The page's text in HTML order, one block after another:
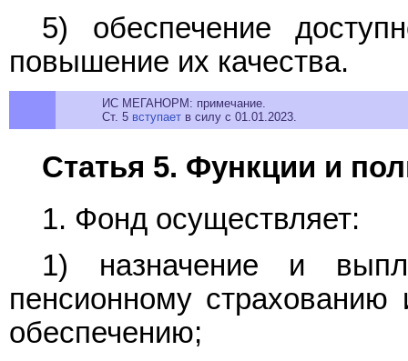
5) обеспечение
повышение их качества.
ИС МЕГАНОРМ: примечание.
Ст. 5 вступает в силу с 01.01.2023.
Статья 5. Функции и
1. Фонд осуществляет:
1) назначение и
пенсионному страхованию
обеспечению;